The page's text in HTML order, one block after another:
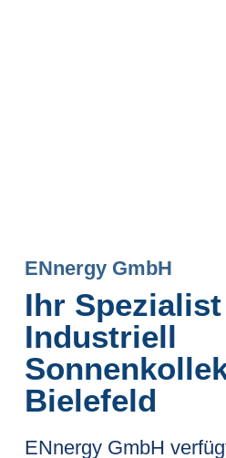
ENnergy GmbH
Ihr
Industriell
Bielefeld
ENnergy GmbH